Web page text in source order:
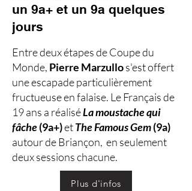
un 9a+ et un 9a quelques
jours
Entre deux étapes de Coupe du
Monde, Pierre Marzullos'est offert
une escapade particulièrement
fructueuse en falaise. Le Français de
19 ans a réaliséLa moustache qui
fâche(9a+)etThe Famous Gem(9a)
autour de Briançon, en seulement
deux sessions chacune.
Plus d'infos